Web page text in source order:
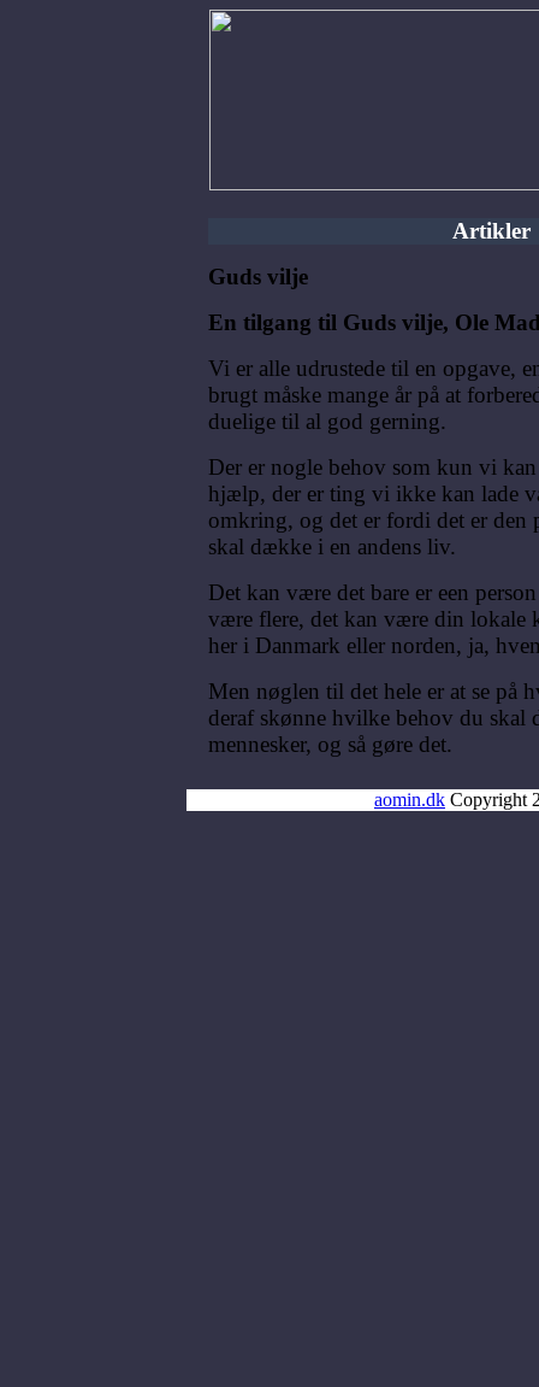
Artikler
Guds vilje
En tilgang til Guds vilje, Ole
Vi er alle udrustede til en opgave,
brugt måske mange år på at
duelige til al god gerning.
Der er nogle behov som kun vi
hjælp, der er ting vi ikke kan lade
omkring, og det er fordi det er den
skal dække i en andens liv.
Det kan være det bare er een
være flere, det kan være din lokale
her i Danmark eller norden, ja,
Men nøglen til det hele er at se på
deraf skønne hvilke behov du skal
mennesker, og så gøre det.
aomin.dk Copyright